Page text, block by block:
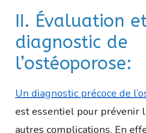
II. Évaluation
diagnostic de
l’ostéoporose:
Un diagnostic précoce de
est essentiel pour prévenir
autres complications. En